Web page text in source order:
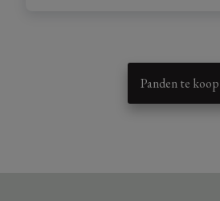
Panden te koop